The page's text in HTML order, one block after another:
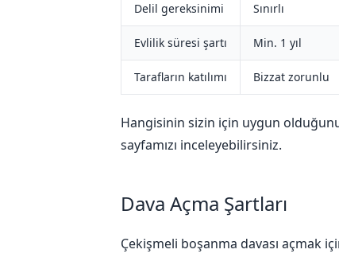
Delil gereksinimi Sınırlı
Evlilik süresi şartı Min. 1 yıl
Tarafların katılımı Bizzat zorunlu
Hangisinin sizin için uygun
sayfamızı inceleyebilirsiniz.
Dava Açma Şartları
Çekişmeli boşanma davası açmak